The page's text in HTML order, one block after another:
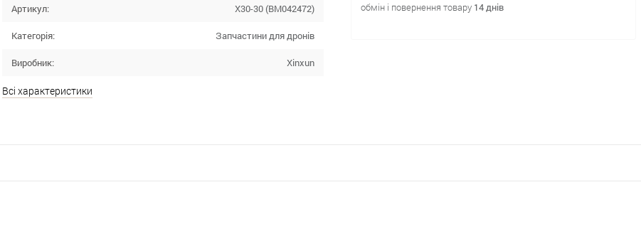
Артикул: X30-30 (BM042472)
Категорія: Запчастини для дронів
Виробник: Xinxun
Всі характеристики
обмін і повернення товару 14 днів